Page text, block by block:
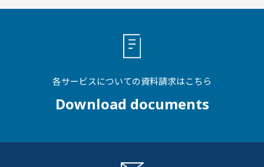
各サービスについての資料請求はこちら
Download documents